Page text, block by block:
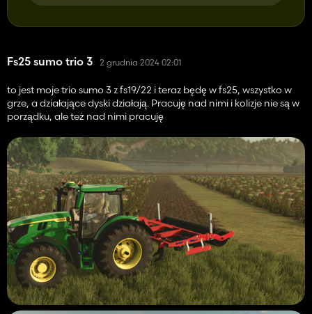
Fs25 sumo trio 3 2 grudnia 2024 02:01
to jest moje trio sumo 3 z fs19/22 i teraz będę w fs25, wszystko w
grze, a działające dyski działają. Pracuję nad nimi i kolizje nie są w
porządku, ale też nad nimi pracuję